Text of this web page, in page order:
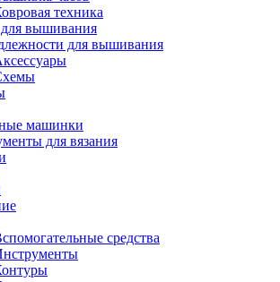
техника
вышивания
для вышивания
машинки
для вязания
средства